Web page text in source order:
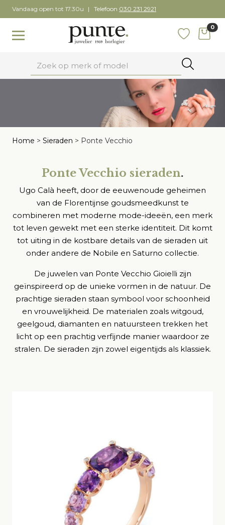
Skip
to
content
Vandaag open tot 17.30u Telefoon 030 231 2921
Toggle navigation
0
Zoeken
Home > Sieraden > Ponte Vecchio
Ponte Vecchio sieraden.
Ugo Calà heeft, door de eeuwenoude geheimen
van de Florentijnse goudsmeedkunst te
combineren met moderne mode-ideeën, een merk
tot leven gewekt met een sterke identiteit. Dit komt
tot uiting in de kostbare details van de sieraden uit
onder andere de Nobile en Saturno collectie.
De juwelen van Ponte Vecchio Gioielli zijn
geïnspireerd op de unieke vormen in de natuur. De
prachtige sieraden staan symbool voor schoonheid
en vrouwelijkheid. De materialen zoals witgoud,
geelgoud, diamanten en natuursteen trekken het
licht op een prachtig verfijnde manier waardoor ze
stralen. De sieraden zijn zowel eigentijds als klassiek.